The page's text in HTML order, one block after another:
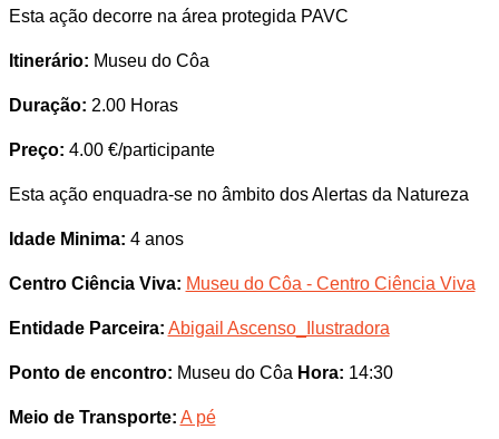
Esta ação decorre na área protegida PAVC
Itinerário: Museu do Côa
Duração: 2.00 Horas
Preço: 4.00 €/participante
Esta ação enquadra-se no âmbito dos Alertas da Natureza
Idade Minima: 4 anos
Centro Ciência Viva: Museu do Côa - Centro Ciência Viva
Entidade Parceira: Abigail Ascenso_Ilustradora
Ponto de encontro: Museu do Côa Hora: 14:30
Meio de Transporte: A pé